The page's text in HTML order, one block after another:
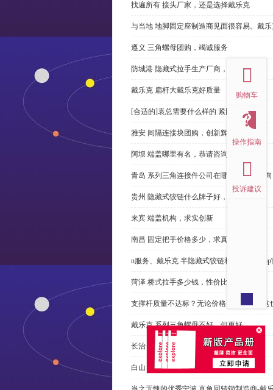
找遍所有 接头厂家，还是选择戴乐克
与当地 地脚固定座制造商见面很容易。戴
遵义 三角螺母团购，竭诚服务
防城港 隐藏式拉手生产厂商，尊重客户
戴乐克 扁杆大戴乐克好质量
[合适的]袁总需要什么样的 紧固件？
雅安 间隔连接块团购，创新辉煌
阿坝 端盖哪里有名，恭请咨询
青岛 系列三角连接件公司在哪里，免费咨询
贵州 隐藏式铰链什么牌子好，恭请来电
来宾 端盖机构，求实创新
南昌 固定把手价格多少，求真务实
n服务、戴乐克 半隐藏式铰链和米乐体育
菏泽 桥式拉手多少钱，性价比高
支撑杆质量不达标？无论价格多么便宜，这
戴乐克 系列三角螺母不好，但更好
长治 外露式铰链、戴乐克和承诺戴乐克
白山 工具锁芯价格多少，科普
购物车
操作指南
投诉建议